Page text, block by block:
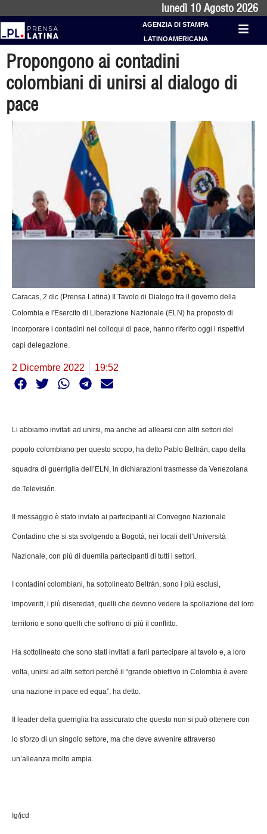
lunedì 10 Agosto 2026
AGENZIA DI STAMPA
LATINOAMERICANA
Propongono ai contadini
colombiani di unirsi al dialogo di
pace
Caracas, 2 dic (Prensa Latina) Il Tavolo di Dialogo tra il governo della
Colombia e l'Esercito di Liberazione Nazionale (ELN) ha proposto di
incorporare i contadini nei colloqui di pace, hanno riferito oggi i rispettivi
capi delegazione.
2 Dicembre 2022 19:52
Li abbiamo invitati ad unirsi, ma anche ad allearsi con altri settori del
popolo colombiano per questo scopo, ha detto Pablo Beltrán, capo della
squadra di guerriglia dell’ELN, in dichiarazioni trasmesse da Venezolana
de Televisión.
Il messaggio è stato inviato ai partecipanti al Convegno Nazionale
Contadino che si sta svolgendo a Bogotà, nei locali dell’Università
Nazionale, con più di duemila partecipanti di tutti i settori.
I contadini colombiani, ha sottolineato Beltrán, sono i più esclusi,
impoveriti, i più diseredati, quelli che devono vedere la spoliazione del loro
territorio e sono quelli che soffrono di più il conflitto.
Ha sottolineato che sono stati invitati a farli partecipare al tavolo e, a loro
volta, unirsi ad altri settori perché il “grande obiettivo in Colombia è avere
una nazione in pace ed equa”, ha detto.
Il leader della guerriglia ha assicurato che questo non si può ottenere con
lo sforzo di un singolo settore, ma che deve avvenire attraverso
un’alleanza molto ampia.
Ig/jcd